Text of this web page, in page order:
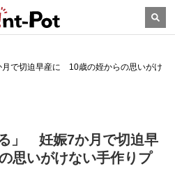
で切迫早産に 10歳の姪からの思いがけ
る」 妊娠7か月で切迫早
思いがけない手作りプ